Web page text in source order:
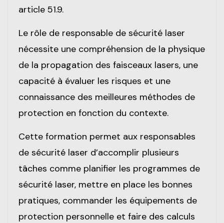
article 51.9.
Le rôle de responsable de sécurité laser
nécessite une compréhension de la physique
de la propagation des faisceaux lasers, une
capacité à évaluer les risques et une
connaissance des meilleures méthodes de
protection en fonction du contexte.
Cette formation permet aux responsables
de sécurité laser d’accomplir plusieurs
tâches comme planifier les programmes de
sécurité laser, mettre en place les bonnes
pratiques, commander les équipements de
protection personnelle et faire des calculs